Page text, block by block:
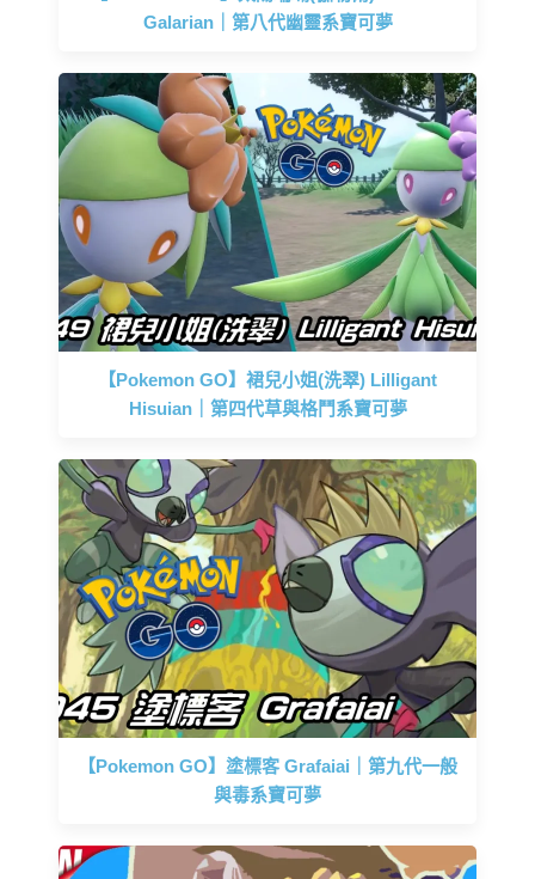
Galarian｜第八代幽靈系寶可夢
【Pokemon GO】裙兒小姐(洗翠) Lilligant
Hisuian｜第四代草與格鬥系寶可夢
【Pokemon GO】塗標客 Grafaiai｜第九代一般
與毒系寶可夢